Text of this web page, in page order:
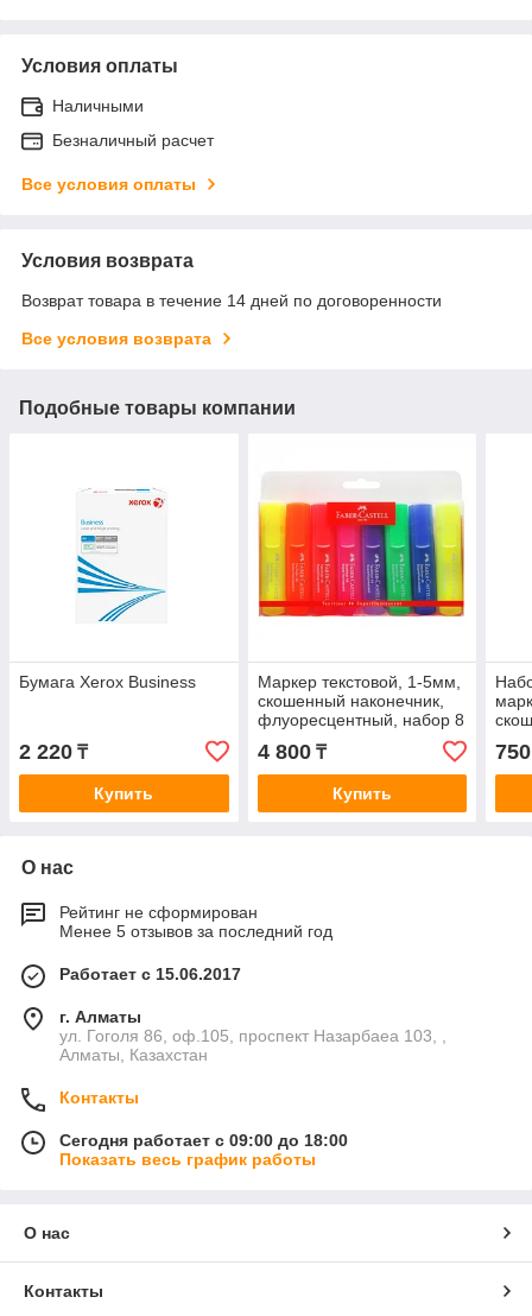
Условия оплаты
Наличными
Безналичный расчет
Все условия оплаты
Условия возврата
Возврат товара в течение 14 дней по договоренности
Все условия возврата
Подобные товары компании
Бумага Xerox Business
2 220 ₸
Купить
Маркер текстовой, 1-5мм,
скошенный наконечник,
флуоресцентный, набор 8
цветов Faber-Castell
4 800₸
Купить
750
О нас
Рейтинг не сформирован
Менее 5 отзывов за последний год
Работает с 15.06.2017
г. Алматы
ул. Гоголя 86, оф.105, проспект Назарбаеа 103, ,
Алматы, Казахстан
Контакты
Сегодня работает с 09:00 до 18:00
Показать весь график работы
О нас
Контакты